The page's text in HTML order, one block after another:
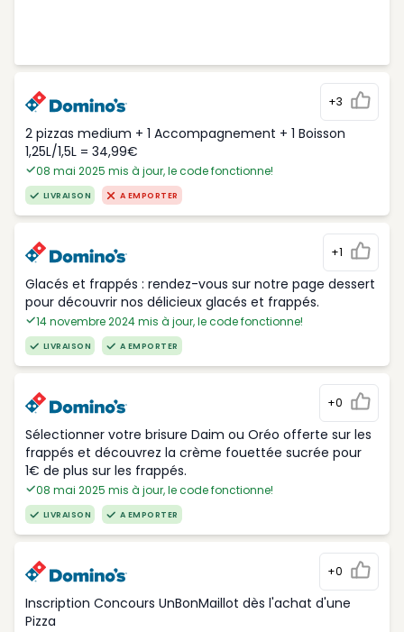
+3
2 pizzas medium + 1 Accompagnement + 1 Boisson
1,25L/1,5L = 34,99€
08 mai 2025 mis à jour, le code fonctionne!
LIVRAISON A EMPORTER
+1
Glacés et frappés : rendez-vous sur notre page dessert
pour découvrir nos délicieux glacés et frappés.
14 novembre 2024 mis à jour, le code fonctionne!
LIVRAISON A EMPORTER
+0
Sélectionner votre brisure Daim ou Oréo offerte sur les
frappés et découvrez la crème fouettée sucrée pour
1€ de plus sur les frappés.
08 mai 2025 mis à jour, le code fonctionne!
LIVRAISON A EMPORTER
+0
Inscription Concours UnBonMaillot dès l'achat d'une
Pizza